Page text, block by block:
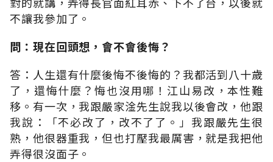
不讓我參加了。
問：現在回頭想，會不會後悔？
答：人生還有什麼後悔不後悔的？我都活到八十歲
了，還悔什麼？悔也沒用哪！江山易改，本性難
移。有一次，我跟嚴家淦先生說我以後會改，他跟
我說：「不必改了，改不了了。」我跟嚴先生很
熟，他很器重我，但也打壓我最厲害，就是我把他
弄得很沒面子。